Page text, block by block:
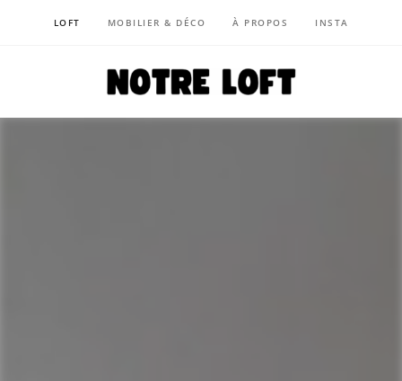
LOFT MOBILIER & DÉCO À PROPOS INSTA
NOTRE LOFT